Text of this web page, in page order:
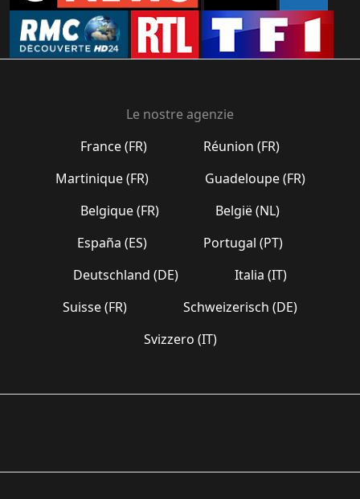
Le nostre agenzie
France (FR)
Réunion (FR)
Martinique (FR)
Guadeloupe (FR)
Belgique (FR)
België (NL)
España (ES)
Portugal (PT)
Deutschland (DE)
Italia (IT)
Suisse (FR)
Schweizerisch (DE)
Svizzero (IT)